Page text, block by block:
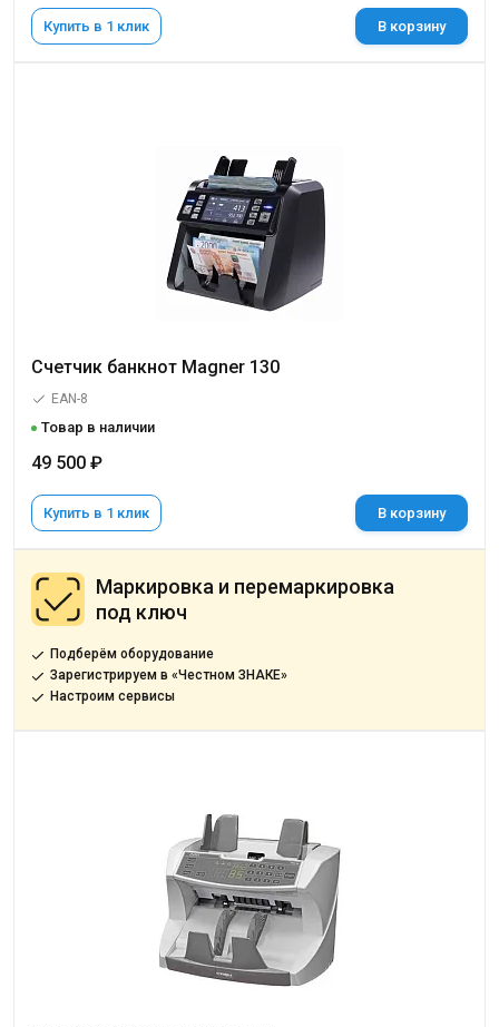
Купить в 1 клик В корзину
Счетчик банкнот Magner 130
EAN-8
Товар в наличии
49 500 ₽
Купить в 1 клик В корзину
Маркировка и перемаркировка
под ключ
Подберём оборудование
Зарегистрируем в «Честном ЗНАКЕ»
Настроим сервисы